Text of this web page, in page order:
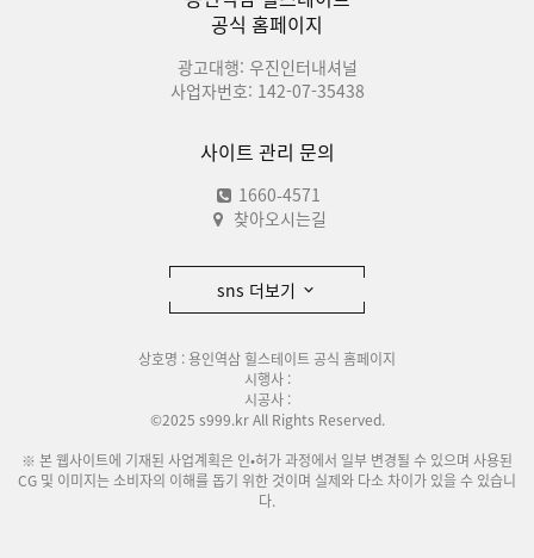
공식 홈페이지
광고대행: 우진인터내셔널
사업자번호: 142-07-35438
사이트 관리 문의
1660-4571
찾아오시는길
sns 더보기
상호명 : 용인역삼 힐스테이트 공식 홈페이지
시행사 :
시공사 :
©2025 s999.kr All Rights Reserved.
※ 본 웹사이트에 기재된 사업계획은 인•허가 과정에서 일부 변경될 수 있으며 사용된
CG 및 이미지는 소비자의 이해를 돕기 위한 것이며 실제와 다소 차이가 있을 수 있습니
다.